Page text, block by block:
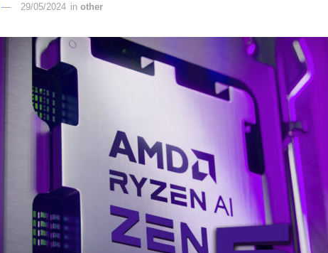
29/05/2024 in other